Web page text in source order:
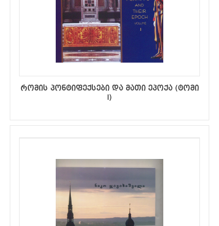
რომის პონტიფექსები და მათი ეპოქა (ტომი
I)